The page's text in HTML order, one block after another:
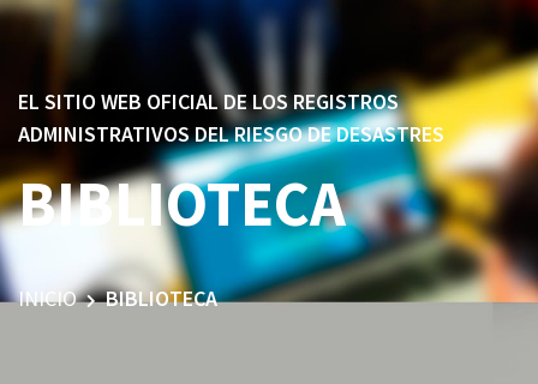
EL SITIO WEB OFICIAL DE LOS REGISTROS
ADMINISTRATIVOS DEL RIESGO DE DESASTRES
BIBLIOTECA
INICIO BIBLIOTECA